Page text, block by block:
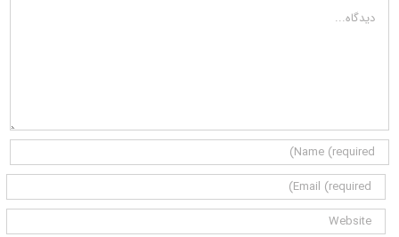
دیدگاه